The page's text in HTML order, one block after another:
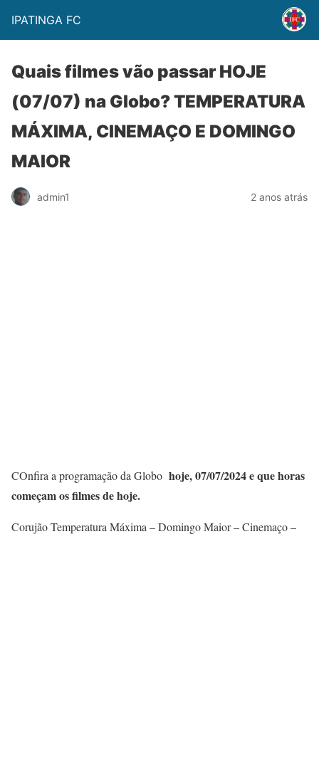
IPATINGA FC
Quais filmes vão passar HOJE
(07/07) na Globo? TEMPERATURA
MÁXIMA, CINEMAÇO E DOMINGO
MAIOR
admin1 2 anos atrás
COnfira a programação da Globo hoje, 07/07/2024 e que horas
começam os filmes de hoje.
Corujão Temperatura Máxima – Domingo Maior – Cinemaço –